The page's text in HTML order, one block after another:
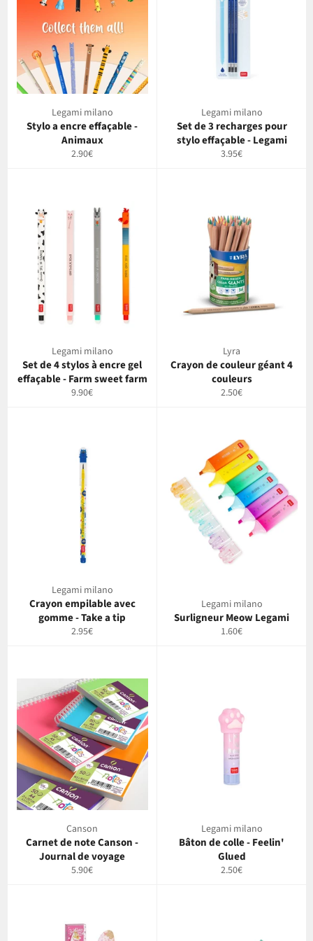
Legami milano
Stylo a encre effaçable -
Animaux
Prix
2.90€
Legami milano
Set de 3 recharges pour
stylo effaçable - Legami
Prix
3.95€
Legami milano
Set de 4 stylos à encre gel
effaçable - Farm sweet farm
Prix
9.90€
Lyra
Crayon de couleur géant 4
couleurs
Prix
2.50€
Legami milano
Crayon empilable avec
gomme - Take a tip
Prix
2.95€
Legami milano
Surligneur Meow Legami
Prix
1.60€
Canson
Carnet de note Canson -
Journal de voyage
Prix
5.90€
Legami milano
Bâton de colle - Feelin'
Glued
Prix
2.50€